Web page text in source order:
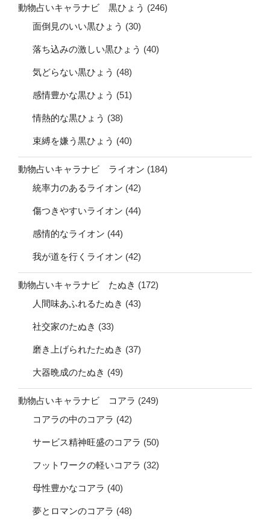
動物占いキャラナビ 黒ひょう (246)
面倒見のいい黒ひょう (30)
落ち込みの激しい黒ひょう (40)
気どらない黒ひょう (48)
感情豊かな黒ひょう (51)
情熱的な黒ひょう (38)
束縛を嫌う黒ひょう (40)
動物占いキャラナビ ライオン (184)
統率力のあるライオン (42)
傷つきやすいライオン (44)
感情的なライオン (44)
我が道を行くライオン (42)
動物占いキャラナビ たぬき (172)
人間味あふれるたぬき (43)
社交家のたぬき (33)
磨き上げられたたぬき (37)
大器晩成のたぬき (49)
動物占いキャラナビ コアラ (249)
コアラの中のコアラ (42)
サービス精神旺盛のコアラ (50)
フットワークの軽いコアラ (32)
母性豊かなコアラ (40)
夢とロマンのコアラ (48)